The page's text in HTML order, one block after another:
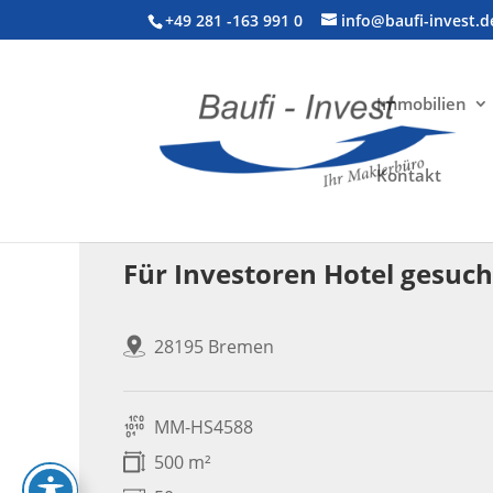
+49 281 -163 991 0 info@baufi-
Immobilien
Kontakt
Für Investoren Hotel
28195 Bremen
MM-HS4588
500 m²